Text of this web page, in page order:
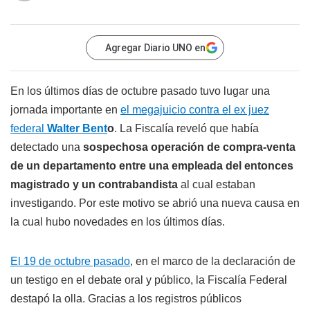
Agregar Diario UNO en
En los últimos días de octubre pasado tuvo lugar una
jornada importante en el megajuicio contra el ex juez
federal Walter Bento. La Fiscalía reveló que había
detectado una sospechosa operación de compra-venta
de un departamento entre una empleada del entonces
magistrado y un contrabandista al cual estaban
investigando. Por este motivo se abrió una nueva causa en
la cual hubo novedades en los últimos días.
El 19 de octubre pasado, en el marco de la declaración de
un testigo en el debate oral y público, la Fiscalía Federal
destapó la olla. Gracias a los registros públicos